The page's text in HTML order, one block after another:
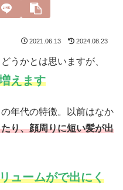
2021.06.13 2024.08.23
うかとは思いますが、
えます
年代の特徴。以前はなか
り、顔周りに短い髪が出
ュームがで出にく